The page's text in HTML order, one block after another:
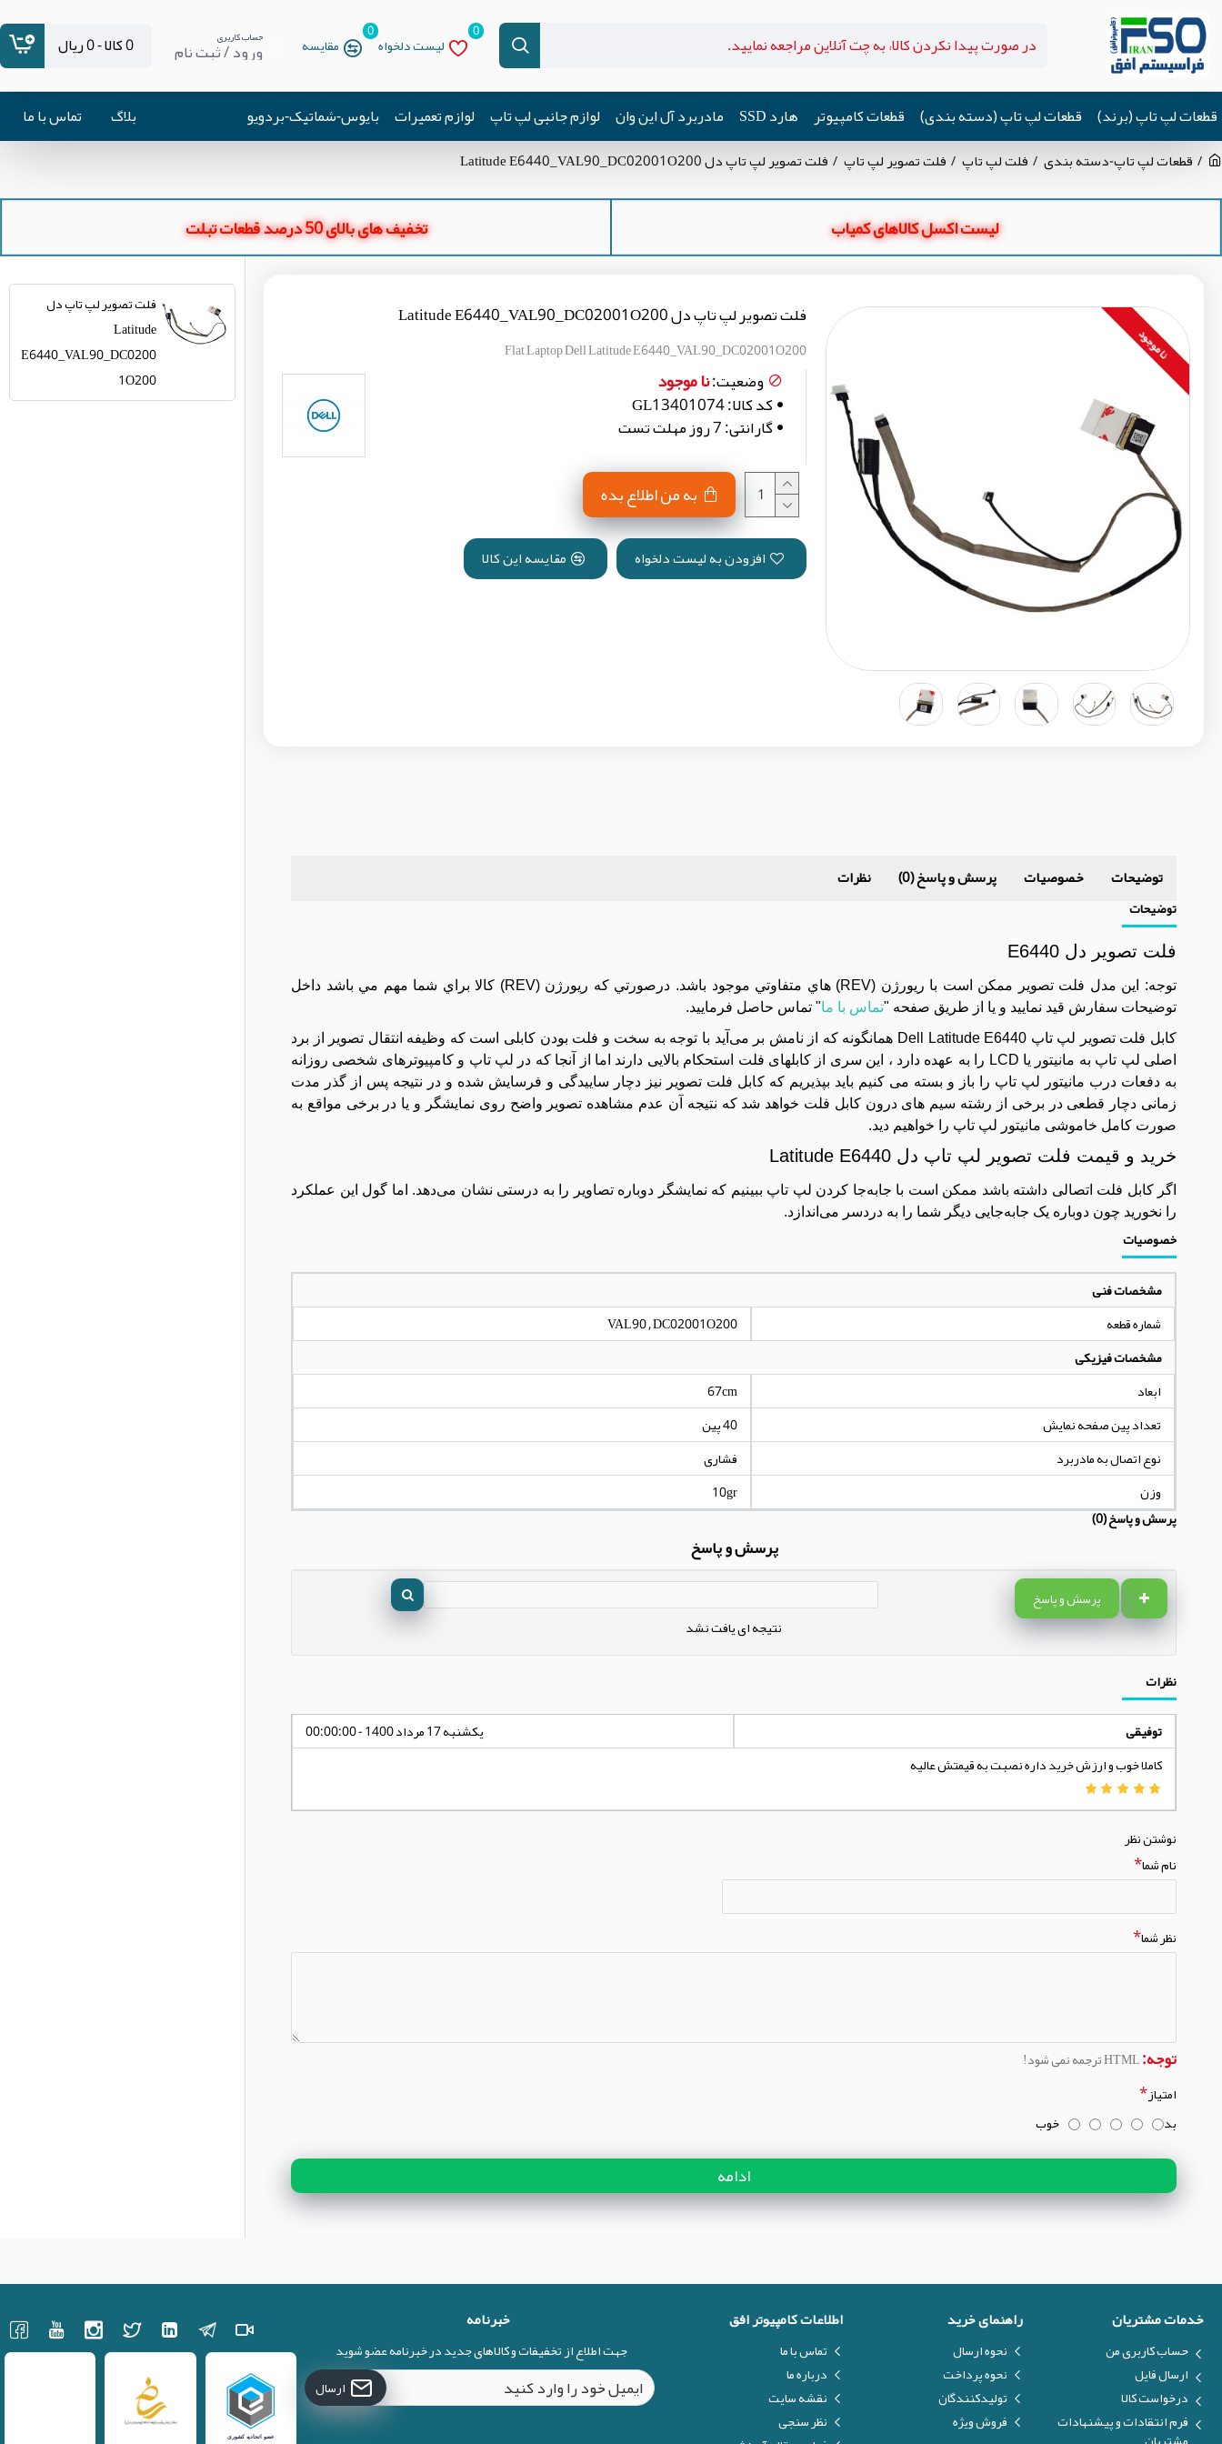
لیست دلخواه
0
مقایسه
0 حساب کاربری
ورود / ثبت نام 0 کالا - 0 ریال
قطعات لپ تاپ (برند) قطعات لپ تاپ (دسته بندی) قطعات کامپیوتر هارد SSD مادربرد آل این وان لوازم جانبی لپ تاپ لوازم تعمیرات بایوس-شماتیک-بردویو بلاگ تماس با ما
قطعات لپ تاپ-دسته بندی فلت لپ تاپ فلت تصویر لپ تاپ فلت تصویر لپ تاپ دل Latitude E6440_VAL90_DC02001O200
لیست اکسل کالاهای کمیاب تخفیف های بالای 50 درصد قطعات تبلت
نا موجود
فلت تصویر لپ تاپ دل Latitude E6440_VAL90_DC02001O200
Flat Laptop Dell Latitude E6440_VAL90_DC02001O200
وضعیت:نا موجود
کد کالا:GL13401074
گارانتی:7 روز مهلت تست
به من اطلاع بده
افزودن به لیست دلخواه مقایسه این کالا
توضیحات خصوصیات پرسش و پاسخ (0) نظرات
توضیحات
فلت تصویر دل E6440
توجه: اين مدل فلت تصویر ممکن است با ريورژن (REV) هاي متفاوتي موجود باشد. درصورتي که ريورژن (REV) کالا براي شما مهم مي باشد داخل
توضيحات سفارش قيد نماييد و يا از طريق صفحه "تماس با ما" تماس حاصل فرماييد.
کابل فلت تصویر لپ تاپ Dell Latitude E6440 همانگونه که از نامش بر می‌آید با توجه به سخت و فلت بودن کابلی است که وظیفه انتقال تصویر از برد
اصلی لپ تاپ به مانیتور یا LCD را به عهده دارد ، این سری از کابلهای فلت استحکام بالایی دارند اما از آنجا که در لپ تاپ و کامپیوترهای شخصی روزانه
به دفعات درب مانیتور لپ تاپ را باز و بسته می کنیم باید بپذیریم که کابل فلت تصویر نیز دچار ساییدگی و فرسایش شده و در نتیجه پس از گذر مدت
زمانی دچار قطعی در برخی از رشته سیم های درون کابل فلت خواهد شد که نتیجه آن عدم مشاهده تصویر واضح روی نمایشگر و یا در برخی مواقع به
صورت کامل خاموشی مانیتور لپ تاپ را خواهیم دید.
خرید و قیمت فلت تصویر لپ تاپ دل Latitude E6440
اگر کابل فلت اتصالی داشته باشد ممکن است با جابه‌جا کردن لپ تاپ ببینیم که نمایشگر دوباره تصاویر را به درستی نشان می‌دهد. اما گول این عملکرد
را نخورید چون دوباره یک جابه‌جایی دیگر شما را به دردسر می‌اندازد.
خصوصیات
مشخصات فنی
شماره قطعه
VAL90 , DC02001O200
مشخصات فیزیکی
ابعاد
67cm
تعداد پین صفحه نمایش
40 پین
نوع اتصال به مادربرد
فشاری
وزن
10gr
پرسش و پاسخ (0)
پرسش و پاسخ
پرسش و پاسخ
نتیجه ای یافت نشد
نظرات
توفیقی
یکشنبه 17 مرداد 1400 - 00:00:00
کاملا خوب و ارزش خرید داره نصبت به قیمتش عالیه
نوشتن نظر
نام شما
نظر شما
توجه:
امتیاز
بد
خوب
ادامه
فلت تصویر لپ تاپ دل
Latitude
E6440_VAL90_DC0200
1O200
خدمات مشتریان
حساب کاربری من
ارسال فایل
درخواست کالا
فرم انتقادات و پیشنهادات
راهنمای خرید
نحوه ارسال
نحوه پرداخت
تولیدکنندگان
فروش ویژه
اطلاعات کامپیوتر افق
تماس با ما
درباره ما
نقشه سایت
نظر سنجی
خبرنامه
جهت اطلاع از تخفیفات و کالاهای جدید در خبرنامه عضو شوید
ارسال